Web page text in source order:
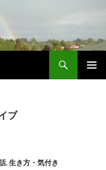
ブ
,生き方・気付き